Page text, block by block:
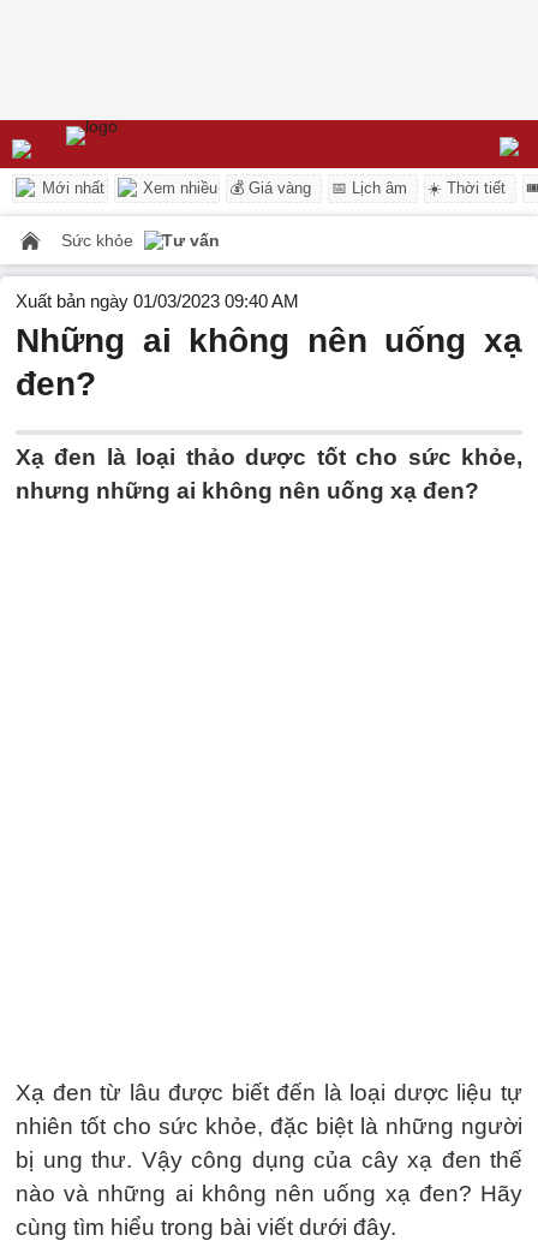
Mới nhất Xem nhiều 💰 Giá vàng 📅 Lịch âm ☀️ Thời tiết
Sức khỏe Tư vấn
Xuất bản ngày 01/03/2023 09:40 AM
Những ai không nên uống xạ
đen?
Xạ đen là loại thảo dược tốt cho sức khỏe,
nhưng những ai không nên uống xạ đen?
Xạ đen từ lâu được biết đến là loại dược liệu tự
nhiên tốt cho sức khỏe, đặc biệt là những người
bị ung thư. Vậy công dụng của cây xạ đen thế
nào và những ai không nên uống xạ đen? Hãy
cùng tìm hiểu trong bài viết dưới đây.